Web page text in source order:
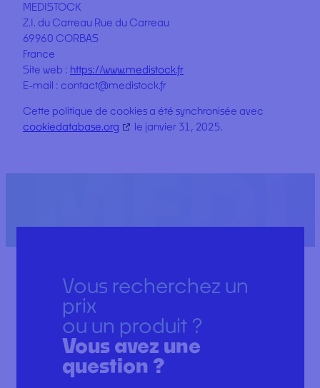
MEDISTOCK
Z.I. du Carreau Rue du Carreau
69960 CORBAS
France
Site web : https://www.medistock.fr
E-mail : contact@medistock.fr
Cette politique de cookies a été synchronisée avec
cookiedatabase.org
le janvier 31, 2025.
Vous recherchez un
prix
ou un produit ?
Vous avez une
question ?